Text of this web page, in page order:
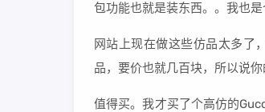
包功能也就是装东西。。我也
网站上现在做这些仿品太多了
品，要价也就几百块，所以说
值得买。我才买了个高仿的